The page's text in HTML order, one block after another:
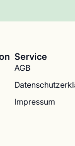
Service
AGB
Impressum